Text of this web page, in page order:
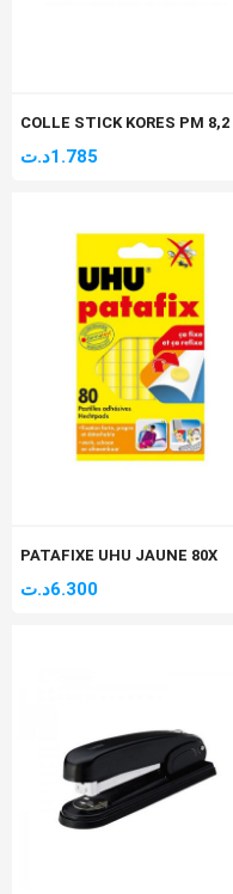
1.785د.ت
PATAFIXE UHU JAUNE 80X
6.300د.ت